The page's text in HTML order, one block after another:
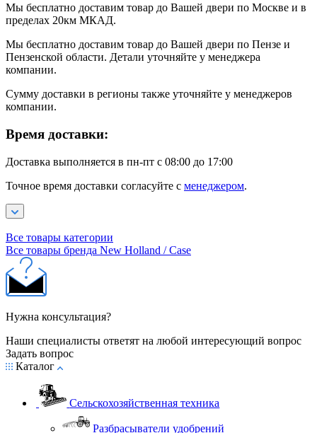
Мы бесплатно доставим товар до Вашей двери по Москве и в
пределах 20км МКАД.
Мы бесплатно доставим товар до Вашей двери по Пензе и
Пензенской области. Детали уточняйте у менеджера
компании.
Сумму доставки в регионы также уточняйте у менеджеров
компании.
Время доставки:
Доставка выполняется в пн-пт с 08:00 до 17:00
Точное время доставки согласуйте с менеджером.
Все товары категории
Все товары бренда New Holland / Case
Нужна консультация?
Наши специалисты ответят на любой интересующий вопрос
Задать вопрос
Каталог
Сельскохозяйственная техника
Разбрасыватели удобрений